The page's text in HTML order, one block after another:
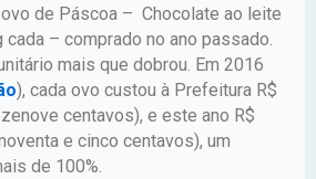
de Páscoa – Chocolate ao leite
– comprado no ano passado.
mais que dobrou. Em 2016
), cada ovo custou à Prefeitura R$
centavos), e este ano R$
e cinco centavos), um
de 100%.